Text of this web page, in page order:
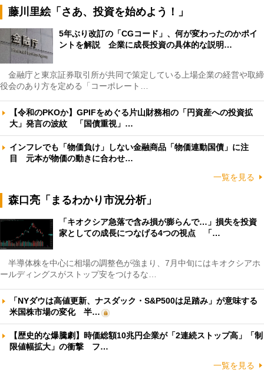
藤川里絵「さあ、投資を始めよう！」
5年ぶり改訂の「CGコード」、何が変わったのかポイ
ントを解説 企業に成長投資の具体的な説明…
金融庁と東京証券取引所が共同で策定している上場企業の経営や取締
役会のあり方を定める「コーポレート…
【令和のPKOか】GPIFをめぐる片山財務相の「円資産への投資拡
大」発言の波紋 「国債重視」…
インフレでも「物価負け」しない金融商品「物価連動国債」に注
目 元本が物価の動きに合わせ…
一覧を見る
森口亮「まるわかり市況分析」
「キオクシア急落で含み損が膨らんで…」損失を投資
家としての成長につなげる4つの視点 「…
半導体株を中心に相場の調整色が強まり、7月中旬にはキオクシアホ
ールディングスがストップ安をつけるな…
「NYダウは高値更新、ナスダック・S&P500は足踏み」が意味する
米国株市場の変化 半…
【歴史的な爆騰劇】時価総額10兆円企業が「2連続ストップ高」「制
限値幅拡大」の衝撃 フ…
一覧を見る